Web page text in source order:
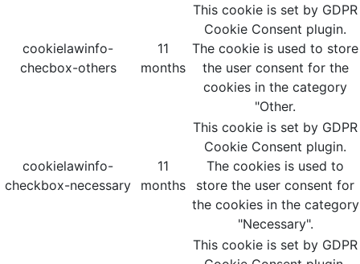
cookielawinfo-
checbox-others
11
months
This cookie is set by GDPR
Cookie Consent plugin.
The cookie is used to store
the user consent for the
cookies in the category
"Other.
cookielawinfo-
checkbox-necessary
11
months
This cookie is set by GDPR
Cookie Consent plugin.
The cookies is used to
store the user consent for
the cookies in the category
"Necessary".
This cookie is set by GDPR